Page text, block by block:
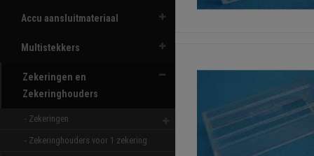
Accu aansluitmateriaal
Multistekkers
Zekeringen en
Zekeringhouders
- Zekeringen
- Zekeringhouders voor 1 zekering